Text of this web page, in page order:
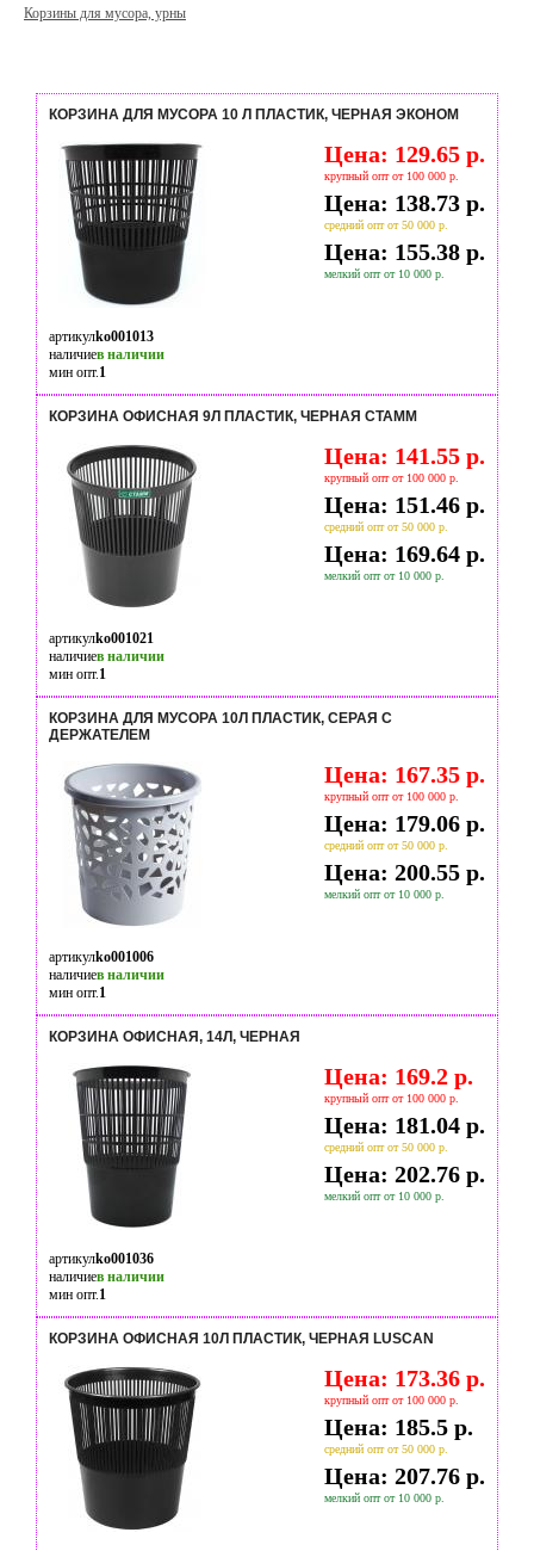
Корзины для мусора, урны
КОРЗИНА ДЛЯ МУСОРА 10 Л ПЛАСТИК, ЧЕРНАЯ ЭКОНОМ
Цена: 129.65 р.
крупный опт от 100 000 р.
Цена: 138.73 р.
средний опт от 50 000 р.
Цена: 155.38 р.
мелкий опт от 10 000 р.
артикулko001013
наличиев наличии
мин опт.1
КОРЗИНА ОФИСНАЯ 9Л ПЛАСТИК, ЧЕРНАЯ СТАММ
Цена: 141.55 р.
крупный опт от 100 000 р.
Цена: 151.46 р.
средний опт от 50 000 р.
Цена: 169.64 р.
мелкий опт от 10 000 р.
артикулko001021
наличиев наличии
мин опт.1
КОРЗИНА ДЛЯ МУСОРА 10Л ПЛАСТИК, СЕРАЯ С
ДЕРЖАТЕЛЕМ
Цена: 167.35 р.
крупный опт от 100 000 р.
Цена: 179.06 р.
средний опт от 50 000 р.
Цена: 200.55 р.
мелкий опт от 10 000 р.
артикулko001006
наличиев наличии
мин опт.1
КОРЗИНА ОФИСНАЯ, 14Л, ЧЕРНАЯ
Цена: 169.2 р.
крупный опт от 100 000 р.
Цена: 181.04 р.
средний опт от 50 000 р.
Цена: 202.76 р.
мелкий опт от 10 000 р.
артикулko001036
наличиев наличии
мин опт.1
КОРЗИНА ОФИСНАЯ 10Л ПЛАСТИК, ЧЕРНАЯ LUSCAN
Цена: 173.36 р.
крупный опт от 100 000 р.
Цена: 185.5 р.
средний опт от 50 000 р.
Цена: 207.76 р.
мелкий опт от 10 000 р.